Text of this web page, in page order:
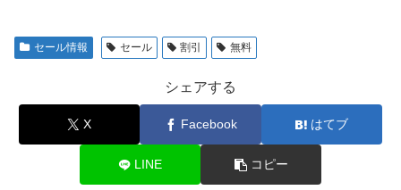
セール情報 セール 割引 無料
シェアする
X Facebook はてブ
LINE コピー